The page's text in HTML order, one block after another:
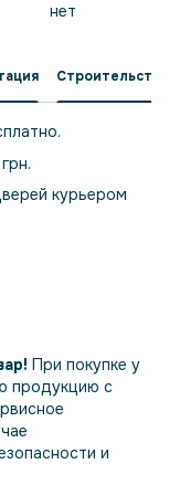
нет
Строительство
курьером
При покупке у
продукцию с
и